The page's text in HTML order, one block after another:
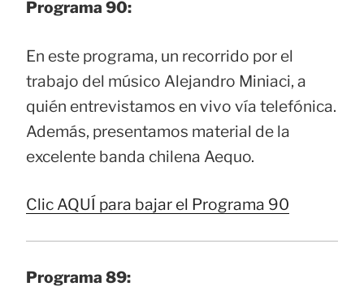
Programa 90:
En este programa, un recorrido por el
trabajo del músico Alejandro Miniaci, a
quién entrevistamos en vivo vía telefónica.
Además, presentamos material de la
excelente banda chilena Aequo.
Clic AQUÍ para bajar el Programa 90
Programa 89: